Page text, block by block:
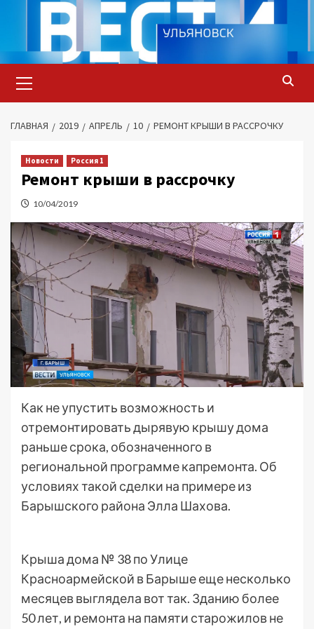
содержимому
меню
ГЛАВНАЯ 2019 АПРЕЛЬ 10 РЕМОНТ КРЫШИ В РАССРОЧКУ
Новости Россия 1
Ремонт крыши в рассрочку
10/04/2019
Как не упустить возможность и
отремонтировать дырявую крышу дома
раньше срока, обозначенного в
региональной программе капремонта. Об
условиях такой сделки на примере из
Барышского района Элла Шахова.
Крыша дома № 38 по Улице
Красноармейской в Барыше еще несколько
месяцев выглядела вот так. Зданию более
50 лет, и ремонта на памяти старожилов не